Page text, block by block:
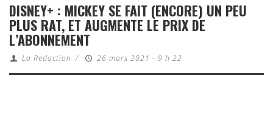
DISNEY+ : MICKEY SE FAIT (ENCORE) UN PEU
PLUS RAT, ET AUGMENTE LE PRIX DE
L’ABONNEMENT
La Redaction / 26 mars 2021 - 9 h 22